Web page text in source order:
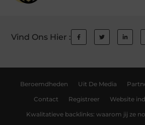
Vind Ons Hier :
Beroemdheden Uit De Media
Contact Registreer Website
Kwalitatieve backlinks: waarom jij ze